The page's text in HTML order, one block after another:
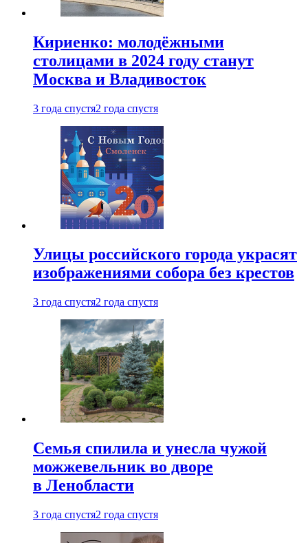
Кириенко: молодёжными
столицами в 2024 году станут
Москва и Владивосток
3 года спустя2 года спустя
Улицы российского города украсят
изображениями собора без крестов
3 года спустя2 года спустя
Семья спилила и унесла чужой
можжевельник во дворе
в Ленобласти
3 года спустя2 года спустя